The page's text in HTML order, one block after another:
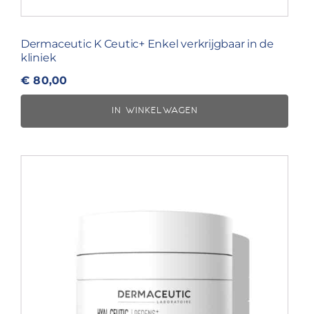
Dermaceutic K Ceutic+ Enkel verkrijgbaar in de
kliniek
€ 80,00
IN WINKELWAGEN